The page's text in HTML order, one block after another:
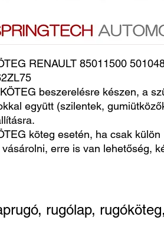
RENAULT 85011500
beszerelésre készen, a
együtt (szilentek,
köteg esetén, ha csak
erre is van lehetőség,
rugólap,